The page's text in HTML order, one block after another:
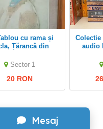
Mesaj
Țărancă din
Sector 1
20 RON
Colectie unica 770 casete
audio